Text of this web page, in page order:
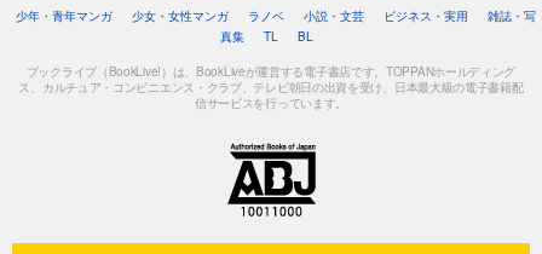
少年・青年マンガ
少女・女性マンガ ラノベ 小説・文芸 ビジネス・実用
雑誌・写
真集
TL BL
ブックライブ（BookLive!）は、BookLiveが運営する電子書店です。TOPPANホールディング
ス、カルチュア・コンビニエンス・クラブ、テレビ朝日の出資を受け、日本最大級の電子書籍配
信サービスを行っています。